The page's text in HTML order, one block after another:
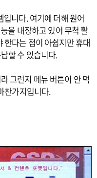
입니다. 여기에 더해 원어
을 내장하고 있어 무척 활
한다는 점이 아쉽지만 휴대
할 수 있습니다.
그런지 메뉴 버튼이 안 먹
찬가지입니다.